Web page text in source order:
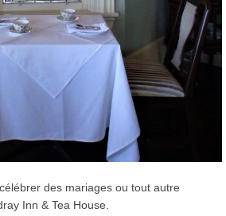
des mariages ou tout autre
Inn & Tea House.